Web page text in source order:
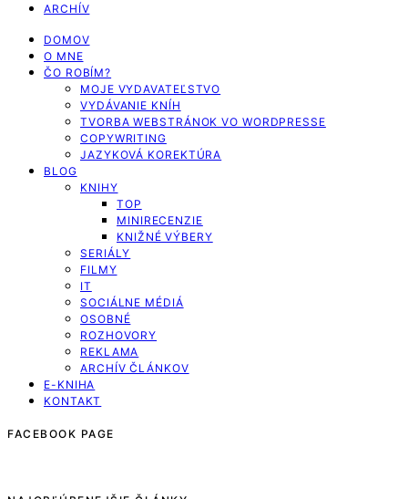
ARCHÍV
DOMOV
O MNE
ČO ROBÍM?
MOJE VYDAVATEĽSTVO
VYDÁVANIE KNÍH
TVORBA WEBSTRÁNOK VO WORDPRESSE
COPYWRITING
JAZYKOVÁ KOREKTÚRA
BLOG
KNIHY
TOP
MINIRECENZIE
KNIŽNÉ VÝBERY
SERIÁLY
FILMY
IT
SOCIÁLNE MÉDIÁ
OSOBNÉ
ROZHOVORY
REKLAMA
ARCHÍV ČLÁNKOV
E-KNIHA
KONTAKT
FACEBOOK PAGE